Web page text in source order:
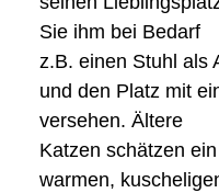
Sie ihm bei Bedarf
z.B. einen Stuhl als
und den Platz mit
versehen. Ältere
Katzen schätzen
warmen,